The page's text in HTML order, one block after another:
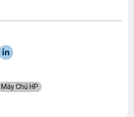
Máy Chủ HP